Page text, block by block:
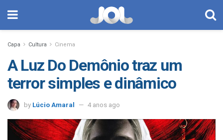
Capa Cultura Cinema
A Luz Do Demônio traz um
terror simples e dinâmico
by Lúcio Amaral 4 anos ago